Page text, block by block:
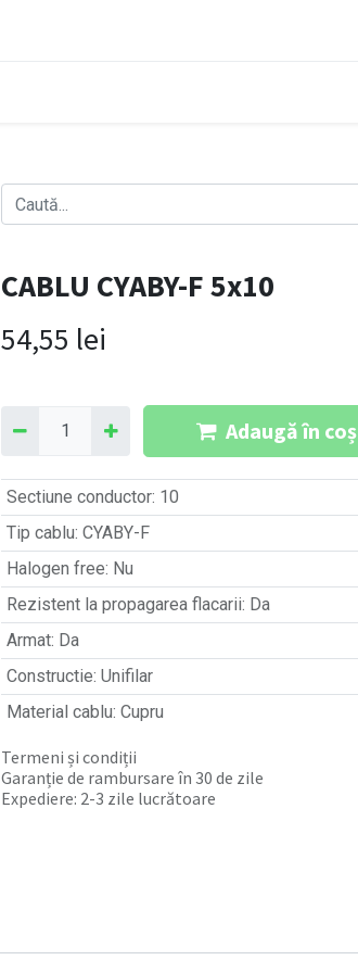
CABLU CYABY-F 5x10
54,55 lei
Adaugă în coș
Sectiune conductor: 10
Tip cablu: CYABY-F
Halogen free: Nu
Rezistent la propagarea flacarii: Da
Armat: Da
Constructie: Unifilar
Material cablu: Cupru
Termeni și condiții
Garanție de rambursare în 30 de zile
Expediere: 2-3 zile lucrătoare